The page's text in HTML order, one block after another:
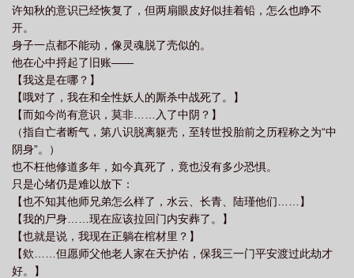
许知秋的意识已经恢复了，但两扇眼皮好似挂着铅，怎么也睁不
开。
身子一点都不能动，像灵魂脱了壳似的。
他在心中捋起了旧账——
【我这是在哪？】
【哦对了，我在和全性妖人的厮杀中战死了。】
【而如今尚有意识，莫非……入了中阴？】
（指自亡者断气，第八识脱离躯壳，至转世投胎前之历程称之为“中
阴身”。）
也不枉他修道多年，如今真死了，竟也没有多少恐惧。
只是心绪仍是难以放下：
【也不知其他师兄弟怎么样了，水云、长青、陆瑾他们……】
【我的尸身……现在应该拉回门内安葬了。】
【也就是说，我现在正躺在棺材里？】
【欸……但愿师父他老人家在天护佑，保我三一门平安渡过此劫才
好。】